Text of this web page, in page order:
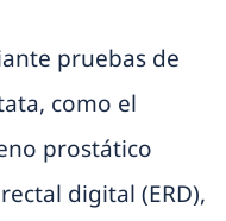
pruebas de
como el
prostático
digital (ERD),